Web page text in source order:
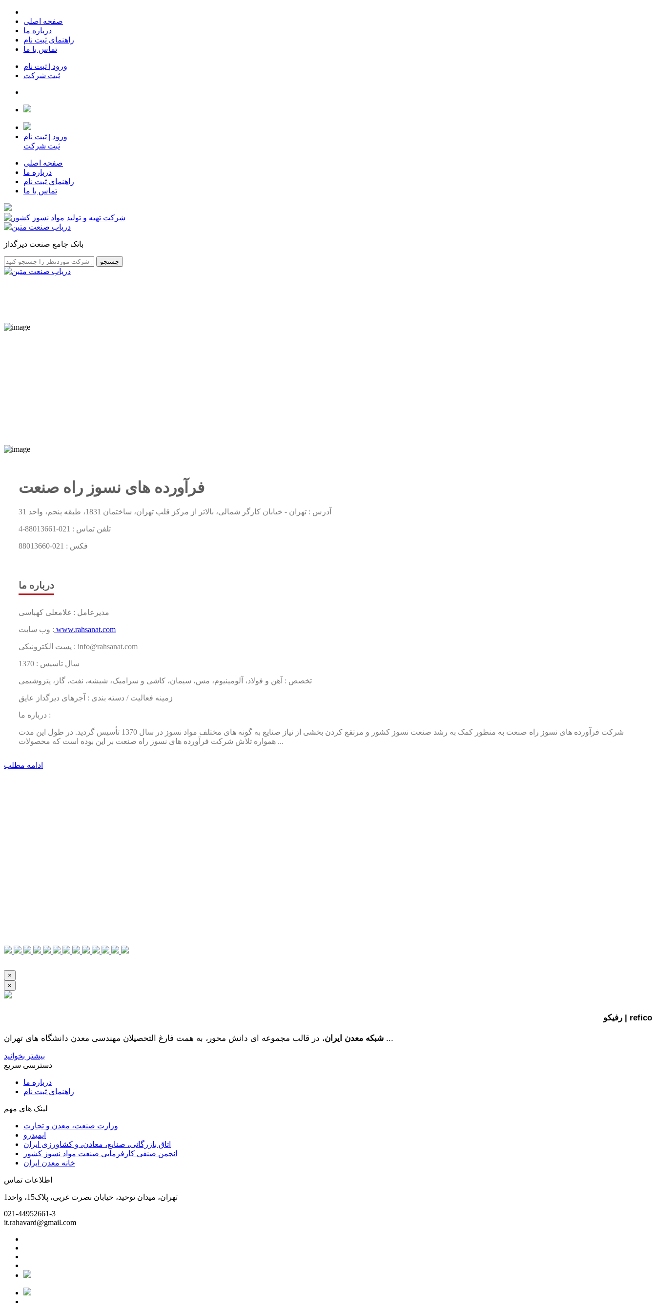
صفحه اصلی
درباره ما
راهنمای ثبت نام
تماس با ما
ورود | ثبت نام
ثبت شرکت
ورود | ثبت نام
ثبت شرکت
صفحه اصلی
درباره ما
راهنمای ثبت نام
تماس با ما
بانک جامع صنعت دیرگداز
جستجو
فرآورده های نسوز راه صنعت
آدرس : تهران - خیابان کارگر شمالی، بالاتر از مرکز قلب تهران، ساختمان 1831، طبقه پنجم، واحد 31
تلفن تماس : 021-88013661-4
فکس : 021-88013660
درباره ما
مدیرعامل : غلامعلی کهباسی
وب سایت : www.rahsanat.com
پست الکترونیکی : info@rahsanat.com
سال تاسیس : 1370
تخصص : آهن و فولاد، آلومینیوم، مس، سیمان، کاشی و سرامیک، شیشه، نفت، گاز، پتروشیمی
زمینه فعالیت / دسته بندی : آجرهای دیرگداز عایق
درباره ما :
شرکت فرآورده های نسوز راه صنعت به منظور کمک به رشد صنعت نسوز کشور و مرتفع کردن بخشی از نیاز صنایع به گونه های مختلف مواد نسوز در سال 1370 تأسیس گردید. در طول این مدت
همواره تلاش شرکت فرآورده های نسوز راه صنعت بر این بوده است که محصولات ...
ادامه مطلب
×
×
رفیکو | refico
شبکه معدن ایران ، در قالب مجموعه ای دانش محور، به همت فارغ­ التحصیلان مهندسی معدن دانشگاه ­های تهران ...
بیشتر بخوانید
دسترسی سریع
درباره ما
راهنمای ثبت نام
لینک های مهم
وزارت صنعت، معدن و تجارت
ایمیدرو
اتاق بازرگانی، صنایع، معادن، و کشاورزی ایران
انجمن صنفی کارفرمایی صنعت مواد نسوز کشور
خانه معدن ایران
اطلاعات تماس
تهران، میدان توحید، خیابان نصرت غربی، پلاک15، واحد1
021-44952661-3
it.rahavard@gmail.com